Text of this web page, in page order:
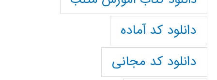
دانلود کد آماده
دانلود کد مجانی